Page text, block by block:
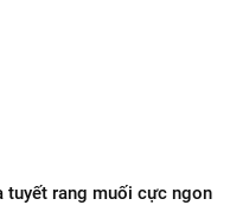
tuyết rang muối cực ngon